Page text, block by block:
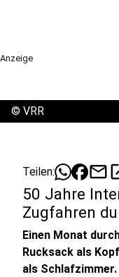
Anzeige
© VRR
Teilen: mail
50 Jahre
Zugfahren
Einen Monat
Rucksack als
als